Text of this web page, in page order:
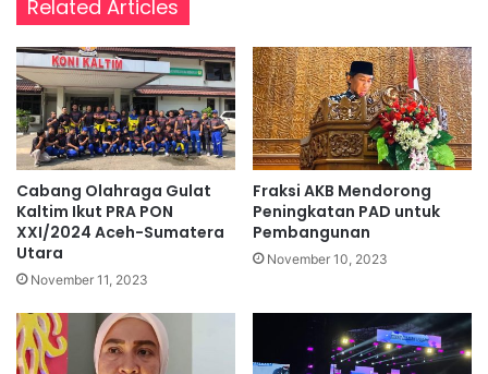
Related Articles
Cabang Olahraga Gulat
Kaltim Ikut PRA PON
XXI/2024 Aceh-Sumatera
Utara
November 11, 2023
Fraksi AKB Mendorong
Peningkatan PAD untuk
Pembangunan
November 10, 2023